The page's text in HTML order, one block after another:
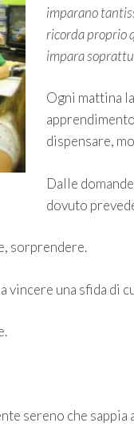
imparano
ricorda proprio
impara
Ogni mattina
dispensare,
Dalle
dovuto
sorprendere.
vincere una sfida di
sereno che sappia